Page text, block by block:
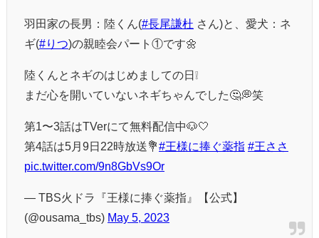
羽田家の長男：陸くん(#長尾謙杜 さん)と、愛犬：ネ
ギ(#りつ)の親睦会パート①です🌼
陸くんとネギのはじめましての日❕
まだ心を開いていないネギちゃんでした🤔💭笑
第1〜3話はTVerにて無料配信中🐶🤍
第4話は5月9日22時放送💐#王様に捧ぐ薬指 #王ささ
pic.twitter.com/9n8GbVs9Or
— TBS火ドラ『王様に捧ぐ薬指』【公式】
(@ousama_tbs) May 5, 2023